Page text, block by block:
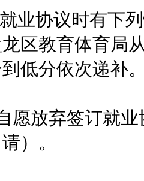
协议时有下列
区教育体育局
低分依次递补
放弃签订就业
）。